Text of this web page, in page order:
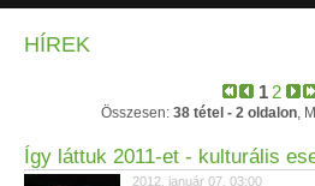
HÍREK
1 2
Összesen: 38 tétel - 2 oldalon,
Így láttuk 2011-et - kulturális
2012. január 07. 03:00